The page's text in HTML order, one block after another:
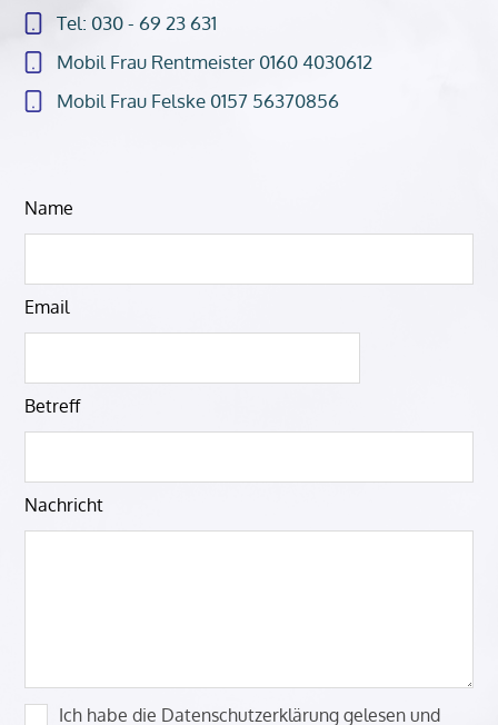
Tel: 030 - 69 23 631
Mobil Frau Rentmeister 0160 4030612
Mobil Frau Felske 0157 56370856
Lass
dieses
leer
Name
Email
Betreff
Nachricht
Ich habe die Datenschutzerklärung gelesen und